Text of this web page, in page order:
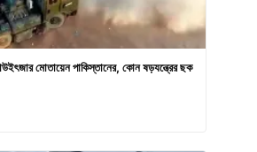
মোতায়েন পাকিস্তানের, কোন ষড়যন্ত্রের ছক